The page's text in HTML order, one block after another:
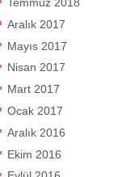
Aralık 2017
Mayıs 2017
Nisan 2017
Mart 2017
Ocak 2017
Aralık 2016
Ekim 2016